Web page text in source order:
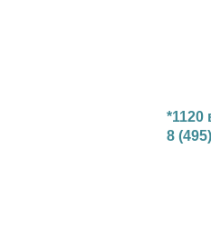
*1120
8